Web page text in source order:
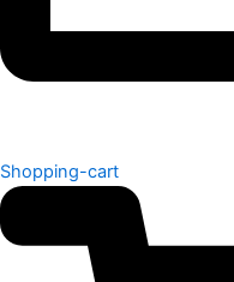
Shopping-cart